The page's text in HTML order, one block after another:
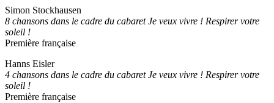
Simon Stockhausen
8 chansons dans le cadre du cabaret Je veux vivre ! Respirer votre
soleil !
Première française
Hanns Eisler
4 chansons dans le cadre du cabaret Je veux vivre ! Respirer votre
soleil !
Première française